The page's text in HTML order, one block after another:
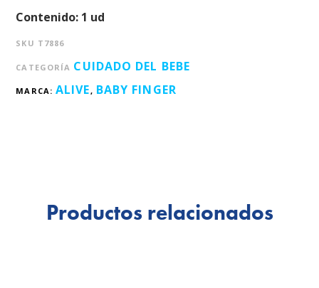
Contenido: 1 ud
SKU T7886
CATEGORÍA CUIDADO DEL BEBE
MARCA:ALIVE, BABY FINGER
Productos relacionados